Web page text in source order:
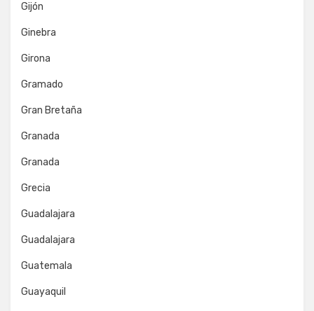
Gijón
Ginebra
Girona
Gramado
Gran Bretaña
Granada
Granada
Grecia
Guadalajara
Guadalajara
Guatemala
Guayaquil